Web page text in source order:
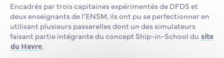
Encadrés par trois capitaines expérimentés de DFDS et
deux enseignants de l’ENSM, ils ont pu se perfectionner en
utilisant plusieurs passerelles dont un des simulateurs
faisant partie intégrante du concept Ship-in-School du site
du Havre.